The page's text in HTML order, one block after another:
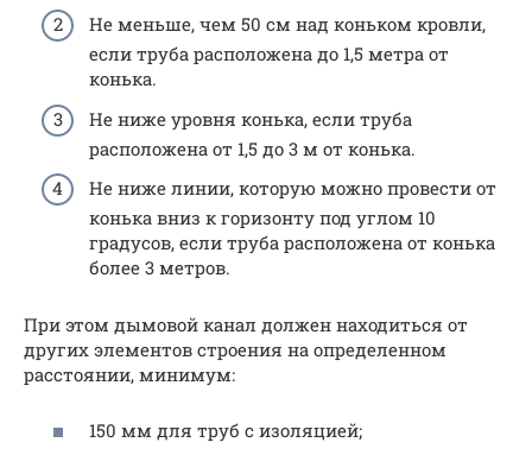
Не меньше, чем 50 см над коньком кровли,
если труба расположена до 1,5 метра от
конька.
Не ниже уровня конька, если труба
расположена от 1,5 до 3 м от конька.
Не ниже линии, которую можно провести от
конька вниз к горизонту под углом 10
градусов, если труба расположена от конька
более 3 метров.
При этом дымовой канал должен находиться от
других элементов строения на определенном
расстоянии, минимум:
150 мм для труб с изоляцией;